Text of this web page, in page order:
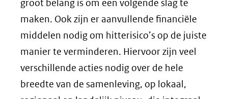
groot belang is om een volgende slag te
maken. Ook zijn er aanvullende financiële
middelen nodig om hitterisico’s op de juiste
manier te verminderen. Hiervoor zijn veel
verschillende acties nodig over de hele
breedte van de samenleving, op lokaal,